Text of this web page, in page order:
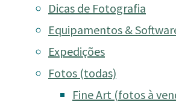
Dicas de Fotografia
Equipamentos &
Expedições
Fotos (todas)
Fine Art (fotos à